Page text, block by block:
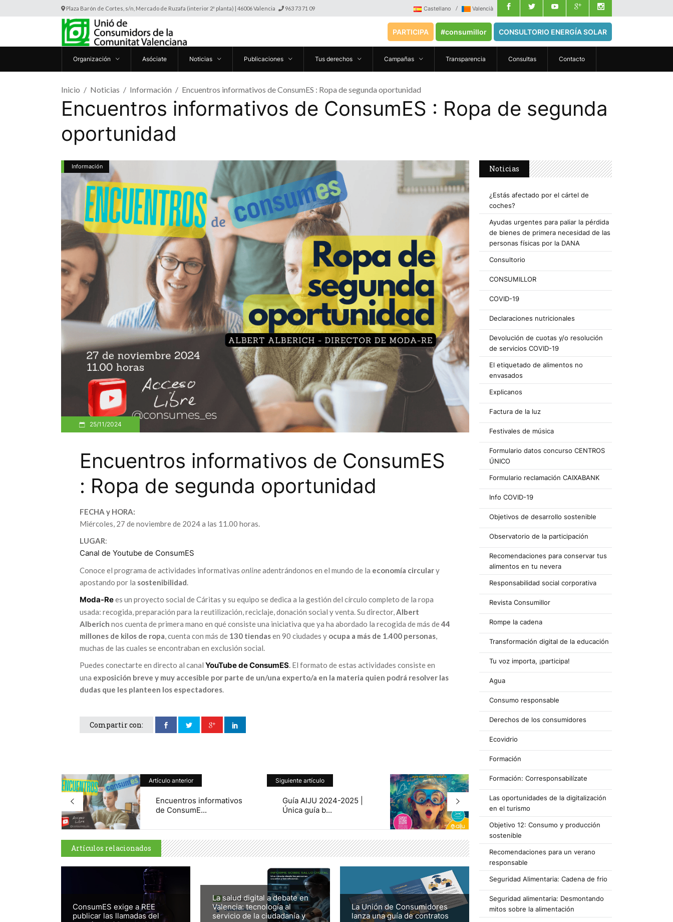
Plaza Barón de Cortes, s/n, Mercado de Ruzafa (interior 2ª planta) | 46006 Valencia 963 73 71 09 Castellano Valencià
PARTICIPA #consumillor CONSULTORIO ENERGÍA SOLAR
Organización Asóciate Noticias Publicaciones Tus derechos Campañas Transparencia Consultas Contacto
Inicio Noticias Información Encuentros informativos de ConsumES : Ropa de segunda oportunidad
Encuentros informativos de ConsumES : Ropa de segunda
oportunidad
Información
25/11/2024
Encuentros informativos de ConsumES
: Ropa de segunda oportunidad
FECHA y HORA:
Miércoles, 27 de noviembre de 2024 a las 11.00 horas.
LUGAR:
Canal de Youtube de ConsumES
Conoce el programa de actividades informativas onlineadentrándonos en el mundo de la economía circulary
apostando por la sostenibilidad.
Moda-Rees un proyecto social de Cáritas y su equipo se dedica a la gestión del círculo completo de la ropa
usada: recogida, preparación para la reutilización, reciclaje, donación social y venta. Su director,Albert
Alberich nos cuenta de primera mano en qué consiste una iniciativa que ya ha abordado la recogida de más de44
millones de kilos de ropa, cuenta con más de 130 tiendasen 90 ciudades y ocupa a más de 1.400 personas,
muchas de las cuales se encontraban en exclusión social.
Puedes conectarte en directo al canal YouTube de ConsumES. El formato de estas actividades consiste en
una exposición breve y muy accesible por parte de un/una experto/a en la materia quien podrá resolver las
dudas que les planteen los espectadores.
Compartir con:
Artículo anterior
Encuentros informativos
de ConsumE...
Siguiente artículo
Guía AIJU 2024-2025 |
Única guía b...
Artículos relacionados
ConsumES exige a REE
publicar las llamadas del
La salud digital a debate en
Valencia: tecnología al
servicio de la ciudadanía y
La Unión de Consumidores
lanza una guía de contratos
Noticias
¿Estás afectado por el cártel de
coches?
Ayudas urgentes para paliar la pérdida
de bienes de primera necesidad de las
personas físicas por la DANA
Consultorio
CONSUMILLOR
COVID-19
Declaraciones nutricionales
Devolución de cuotas y/o resolución
de servicios COVID-19
El etiquetado de alimentos no
envasados
Explicanos
Factura de la luz
Festivales de música
Formulario datos concurso CENTROS
ÚNICO
Formulario reclamación CAIXABANK
Info COVID-19
Objetivos de desarrollo sostenible
Observatorio de la participación
Recomendaciones para conservar tus
alimentos en tu nevera
Responsabilidad social corporativa
Revista Consumillor
Rompe la cadena
Transformación digital de la educación
Tu voz importa, ¡participa!
Agua
Consumo responsable
Derechos de los consumidores
Ecovidrio
Formación
Formación: Corresponsabilízate
Las oportunidades de la digitalización
en el turismo
Objetivo 12: Consumo y producción
sostenible
Recomendaciones para un verano
responsable
Seguridad Alimentaria: Cadena de frio
Seguridad alimentaria: Desmontando
mitos sobre la alimentación